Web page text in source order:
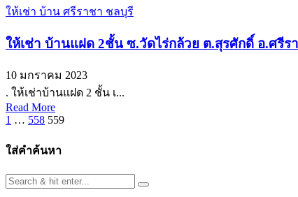
ให้เช่า บ้าน ศรีราชา ชลบุรี
ให้เช่า บ้านแฝด 2ชั้น ซ.วัดไร่กล้วย ต.สุรศักดิ์ อ.ศรีร
10 มกราคม 2023
. ให้เช่าบ้านแฝด 2 ชั้น เ...
Read More
Posts
pagination
1 … 558 559
ใส่คำค้นหา